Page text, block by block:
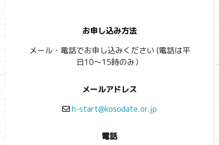
お申し込み方法
メール・電話でお申し込みください (電話は平
日10～15時のみ）
メールアドレス
h-start@kosodate.or.jp
電話